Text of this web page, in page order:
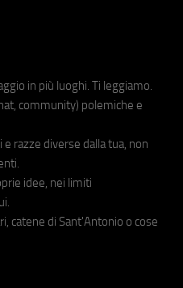
in più luoghi. Ti leggiamo.
community) polemiche e
razze diverse dalla tua, non
idee, nei limiti
catene di Sant'Antonio o cose